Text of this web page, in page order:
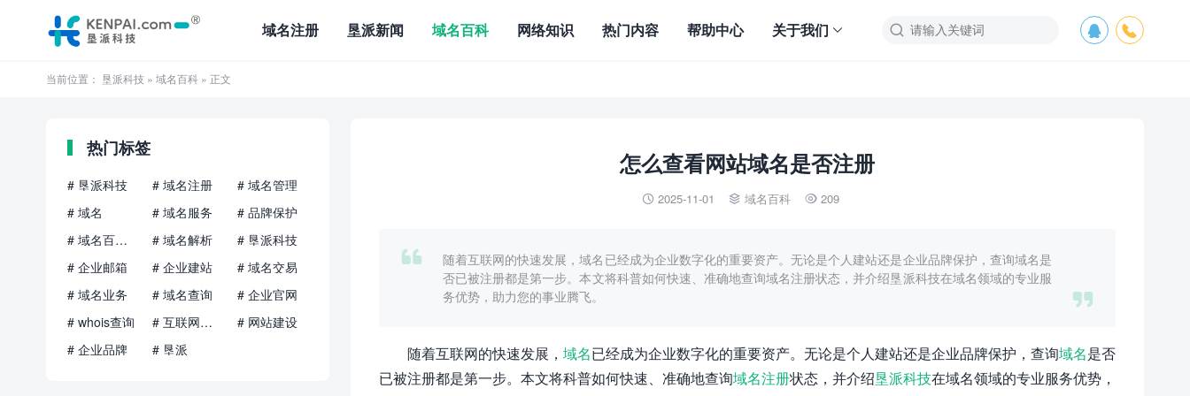
 

域名注册 垦派新闻 域名百科 网络知识 热门内容 帮助中心 关于我们
当前位置： 垦派科技 » 域名百科 » 正文
怎么查看网站域名是否注册
 2025-11-01  域名百科  209


随着互联网的快速发展，域名已经成为企业数字化的重要资产。无论是个人建站还是企业品牌保护，查询域名是
否已被注册都是第一步。本文将科普如何快速、准确地查询域名注册状态，并介绍垦派科技在域名领域的专业服
务优势，助力您的事业腾飞。
随着互联网的快速发展， 域名已经成为企业数字化的重要资产。无论是个人建站还是企业品牌保护，查询域名是否
已被注册都是第一步。本文将科普如何快速、准确地查询域名注册状态，并介绍垦派科技在域名领域的专业服务优势，
热门标签
# 垦派科技 # 域名注册
# 域名管理
# 域名
# 域名服务
# 品牌保护
# 域名百科知识
# 域名解析
# 垦派科技
# 企业邮箱
# 企业建站
# 域名交易
# 域名业务
# 域名查询
# 企业官网
# whois查询
# 互联网品牌
# 网站建设
# 企业品牌
# 垦派